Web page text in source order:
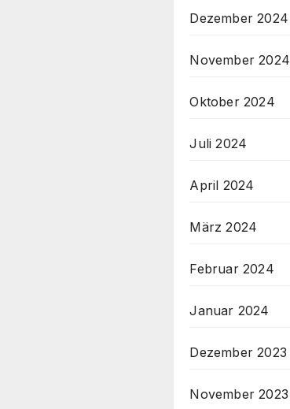
Dezember 2024
November 2024
Oktober 2024
Juli 2024
April 2024
März 2024
Februar 2024
Januar 2024
Dezember 2023
November 2023